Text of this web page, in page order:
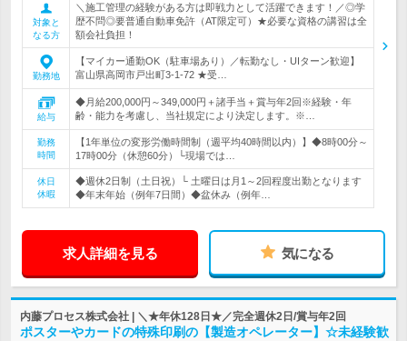
対象と
なる方
＼施工管理の経験がある方は即戦力として活躍できます！／◎学
歴不問◎要普通自動車免許（AT限定可）★必要な資格の講習は全
額会社負担！
勤務地
【マイカー通勤OK（駐車場あり）／転勤なし・UIターン歓迎】
富山県高岡市戸出町3-1-72 ★受…
給与
◆月給200,000円～349,000円＋諸手当＋賞与年2回※経験・年
齢・能力を考慮し、当社規定により決定します。※…
勤務
時間
【1年単位の変形労働時間制（週平均40時間以内）】◆8時00分～
17時00分（休憩60分）└現場では…
休日
休暇
◆週休2日制（土日祝）└ 土曜日は月1～2回程度出勤となります
◆年末年始（例年7日間）◆盆休み（例年…
求人詳細を見る 気になる
内藤プロセス株式会社 | ＼★年休128日★／完全週休2日/賞与年2回
ポスターやカードの特殊印刷の【製造オペレーター】☆未経験歓